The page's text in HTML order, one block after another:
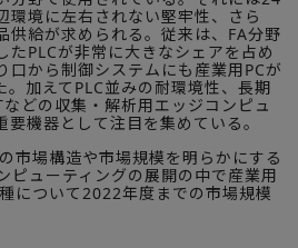
環境に左右されない堅牢性、さら
供給が求められる。従来は、FA分野
たPLCが非常に大きなシェアを占め
口から制御システムにも産業用PCが
。加えてPLC並みの耐環境性、長期
どの収集・解析用エッジコンピュ
機器として注目を集めている。
市場構造や市場規模を明らかにする
ピューティングの展開の中で産業用
について2022年度までの市場規模